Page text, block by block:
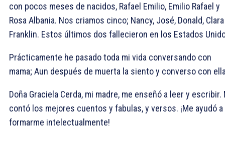
con pocos meses de nacidos, Rafael Emilio, Emilio Rafael y
Rosa Albania. Nos criamos cinco; Nancy, José, Donald,
Franklin. Estos últimos dos fallecieron en los Estados
Prácticamente he pasado toda mi vida conversando con
mama; Aun después de muerta la siento y converso con
Doña Graciela Cerda, mi madre, me enseñó a leer y escribir.
contó los mejores cuentos y fabulas, y versos. ¡Me ayudó a
formarme intelectualmente!